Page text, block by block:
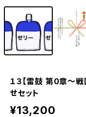
１３【雷鼓 第0章〜
せセット
¥13,200